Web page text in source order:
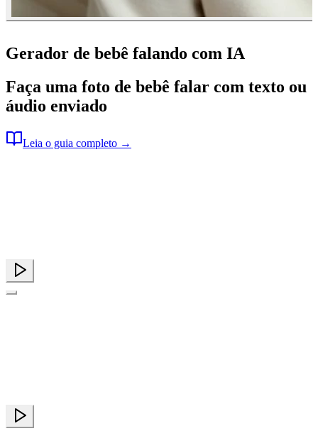
Gerador de bebê falando com IA
Faça uma foto de bebê falar com texto ou
áudio enviado
Leia o guia completo →